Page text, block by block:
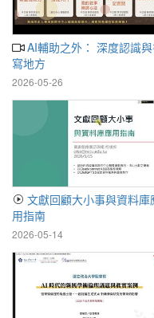
AI輔助之外： 深度認識與書
寫地方
2026-05-26
文獻回顧大小事與資料庫應
用指南
2026-05-14